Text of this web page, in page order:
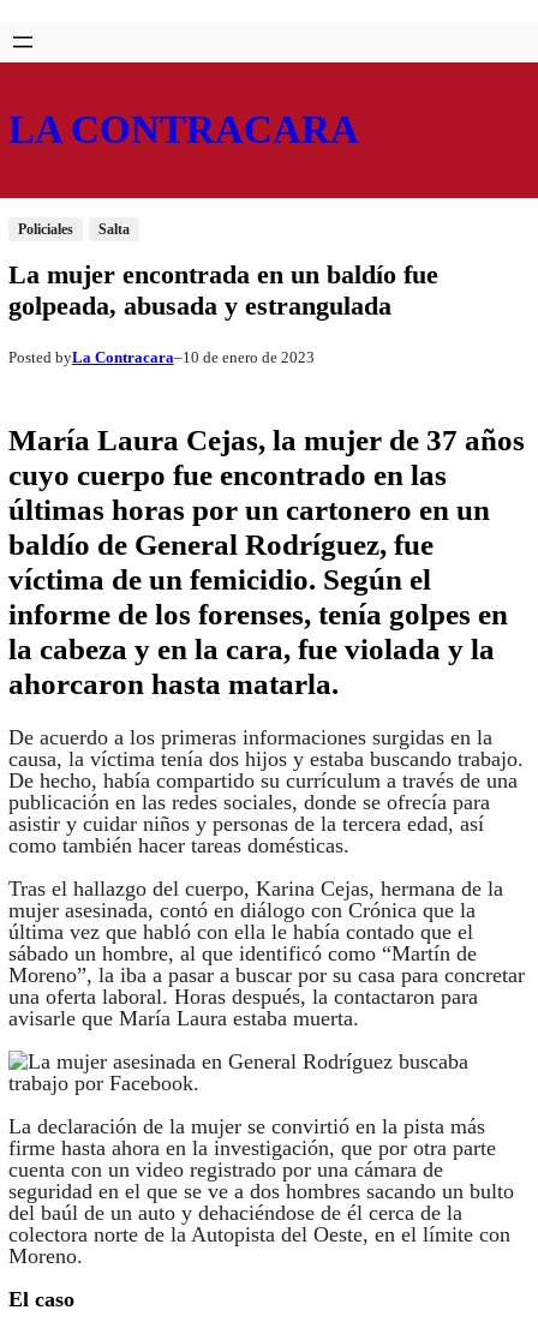
Saltar
al
Skip
to
LA CONTRACARA
Policiales Salta
La mujer encontrada en un baldío fue
golpeada, abusada y estrangulada
Posted byLa Contracara–10 de enero de 2023
María Laura Cejas, la mujer de 37 años
cuyo cuerpo fue encontrado en las
últimas horas por un cartonero en un
baldío de General Rodríguez, fue
víctima de un femicidio. Según el
informe de los forenses, tenía golpes en
la cabeza y en la cara, fue violada y la
ahorcaron hasta matarla.
De acuerdo a los primeras informaciones surgidas en la
causa, la víctima tenía dos hijos y estaba buscando trabajo.
De hecho, había compartido su currículum a través de una
publicación en las redes sociales, donde se ofrecía para
asistir y cuidar niños y personas de la tercera edad, así
como también hacer tareas domésticas.
Tras el hallazgo del cuerpo, Karina Cejas, hermana de la
mujer asesinada, contó en diálogo con Crónica que la
última vez que habló con ella le había contado que el
sábado un hombre, al que identificó como “Martín de
Moreno”, la iba a pasar a buscar por su casa para concretar
una oferta laboral. Horas después, la contactaron para
avisarle que María Laura estaba muerta.
La declaración de la mujer se convirtió en la pista más
firme hasta ahora en la investigación, que por otra parte
cuenta con un video registrado por una cámara de
seguridad en el que se ve a dos hombres sacando un bulto
del baúl de un auto y dehaciéndose de él cerca de la
colectora norte de la Autopista del Oeste, en el límite con
Moreno.
El caso